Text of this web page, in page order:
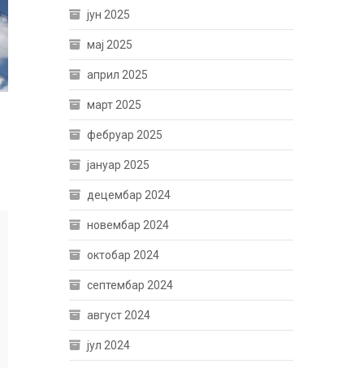
јун 2025
мај 2025
април 2025
март 2025
фебруар 2025
јануар 2025
децембар 2024
новембар 2024
октобар 2024
септембар 2024
август 2024
јул 2024